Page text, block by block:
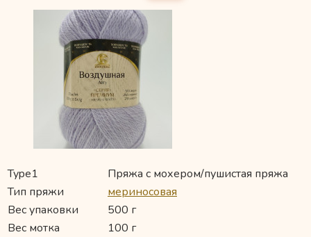
Type1
Пряжа с мохером/пушистая пряжа
Тип пряжи
мериносовая
Вес упаковки
500 г
Вес мотка
100 г